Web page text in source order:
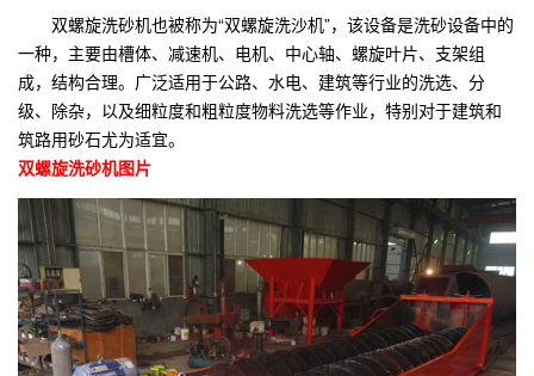
双螺旋洗砂机也被称为“双螺旋洗沙机”，该设备是洗砂设备中的
一种，主要由槽体、减速机、电机、中心轴、螺旋叶片、支架组
成，结构合理。广泛适用于公路、水电、建筑等行业的洗选、分
级、除杂，以及细粒度和粗粒度物料洗选等作业，特别对于建筑和
筑路用砂石尤为适宜。
双螺旋洗砂机图片